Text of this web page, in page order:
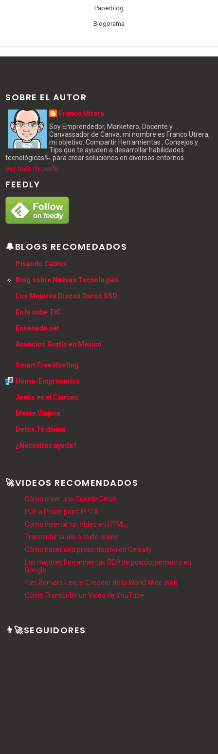
Paperblog
Blogorama
SOBRE EL AUTOR
Franco Utrera
Soy Emprendedor, Marketero, Docente y
Canvassador de Canva, mi nombre es Franco Utrera,
mi objetivo: Compartir Herramientas , Consejos y
Tips que te ayuden a desarrollar habilidades
tecnológicas🦾 para crear soluciones en diversos entornos.
Ver todo mi perfil
FEEDLY
🔔BLOGS RECOMEDADOS
Pisando Cables
Blog sobre Nuevas Tecnologías
Los Mejores Discos Duros SSD
En la nube TIC
Ensenada.net
Anuncios Gratis en México
Smart Free Hosting
Homo-Empresarius
Jesús es el Camino
Mente Viajera
Detox Té divina
¿Necesitas ayuda?
🚀VIDEOS RECOMENDADOS
Cómo crear una Cuenta Gmail
PDF a Powerpoint PPTX
Cómo insertar un Video en HTML
Transcribir audio a texto online
Cómo hacer una presentación en Genially
Las mejores herramientas SEO de posicionamiento en
Google
Tim Berners-Lee, El Creador de la World Wide Web
Cómo Transcribir un Video de YouTube
👨‍🚀SEGUIDORES